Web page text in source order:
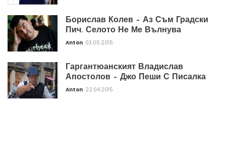
Борислав Колев – Аз Съм Градски
Пич. Селото Не Ме Вълнува
Anton 03.05.2015
Гаргантюанският Владислав
Апостолов – Джо Пеши С Писалка
Anton 22.04.2015